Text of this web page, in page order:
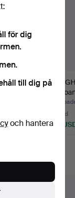
Watch
At…
21 bud
178
för dig
till dig på
och hantera